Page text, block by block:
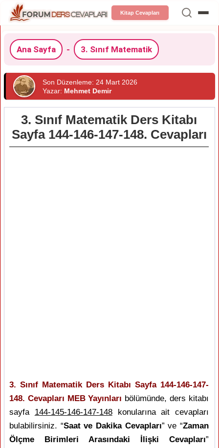
Kitap Cevapları
Ana Sayfa - 3. Sınıf Matematik
Son Düzenleme: 24 Mart 2026
Yazar: Mehmet Demir
3. Sınıf Matematik Ders Kitabı
Sayfa 144-146-147-148. Cevapları
3. Sınıf Matematik Ders Kitabı Sayfa 144-146-147-
148. Cevapları MEB Yayınları bölümünde, ders kitabı
sayfa 144-145-146-147-148konularına ait cevapları
bulabilirsiniz. “Saat ve Dakika Cevapları” ve “Zaman
Ölçme Birimleri Arasındaki İlişki Cevapları”